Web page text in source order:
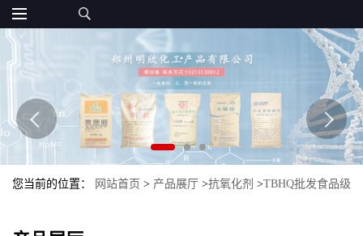
您当前的位置： 网站首页 > 产品展厅 >抗氧化剂 >TBHQ批发食品级